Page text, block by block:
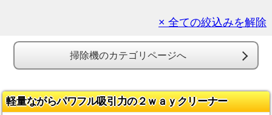
× 全ての絞込みを解除
掃除機のカテゴリページへ
軽量ながらパワフル吸引力の２ｗａｙクリーナー